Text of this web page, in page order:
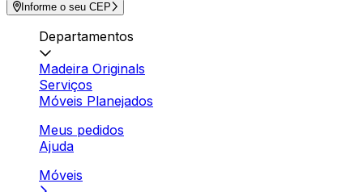
Informe o seu CEP
Departamentos
Madeira Originals
Serviços
Móveis Planejados
Meus pedidos
Ajuda
Móveis